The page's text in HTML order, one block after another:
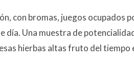
con bromas, juegos ocupados
día. Una muestra de
hierbas altas fruto del tiempo